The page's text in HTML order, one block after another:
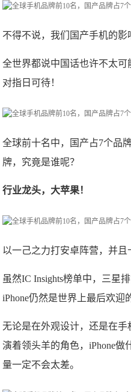
不得不说，我们国产手机的影
全世界都说中国话也许不太
对指日可待！
全球前十名中，国产占7个品
牌，究竟是谁呢？
行业龙头，大苹果！
以一己之力打安卓阵营，并且
虽然IC Insights榜单中，三星
iPhone仍然是世界上最后欢迎
无论是在外观设计，还是在手
演着领头羊的角色，iPhone
量一定不会太差。